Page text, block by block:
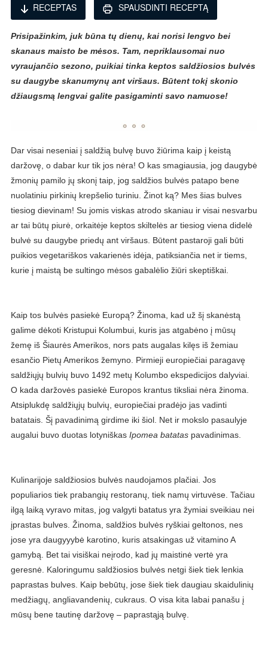
RECEPTAS SPAUSDINTI RECEPTĄ
Prisipažinkim, juk būna tų dienų, kai norisi lengvo bei
skanaus maisto be mėsos. Tam, nepriklausomai nuo
vyraujančio sezono, puikiai tinka keptos saldžiosios bulvės
su daugybe skanumynų ant viršaus. Būtent tokį skonio
džiaugsmą lengvai galite pasigaminti savo namuose!
Dar visai neseniai į saldžią bulvę buvo žiūrima kaip į keistą
daržovę, o dabar kur tik jos nėra! O kas smagiausia, jog daugybė
žmonių pamilo jų skonį taip, jog saldžios bulvės patapo bene
nuolatiniu pirkinių krepšelio turiniu. Žinot ką? Mes šias bulves
tiesiog dievinam! Su jomis viskas atrodo skaniau ir visai nesvarbu
ar tai būtų piurė, orkaitėje keptos skiltelės ar tiesiog viena didelė
bulvė su daugybe priedų ant viršaus. Būtent pastaroji gali būti
puikios vegetariškos vakarienės idėja, patiksiančia net ir tiems,
kurie į maistą be sultingo mėsos gabalėlio žiūri skeptiškai.
Kaip tos bulvės pasiekė Europą? Žinoma, kad už šį skanėstą
galime dėkoti Kristupui Kolumbui, kuris jas atgabėno į mūsų
žemę iš Šiaurės Amerikos, nors pats augalas kilęs iš žemiau
esančio Pietų Amerikos žemyno. Pirmieji europiečiai paragavę
saldžiųjų bulvių buvo 1492 metų Kolumbo ekspedicijos dalyviai.
O kada daržovės pasiekė Europos krantus tiksliai nėra žinoma.
Atsiplukdę saldžiųjų bulvių, europiečiai pradėjo jas vadinti
batatais. Šį pavadinimą girdime iki šiol. Net ir mokslo pasaulyje
augalui buvo duotas lotyniškas Ipomea batataspavadinimas.
Kulinarijoje saldžiosios bulvės naudojamos plačiai. Jos
populiarios tiek prabangių restoranų, tiek namų virtuvėse. Tačiau
ilgą laiką vyravo mitas, jog valgyti batatus yra žymiai sveikiau nei
įprastas bulves. Žinoma, saldžios bulvės ryškiai geltonos, nes
jose yra daugyyybė karotino, kuris atsakingas už vitamino A
gamybą. Bet tai visiškai neįrodo, kad jų maistinė vertė yra
geresnė. Kaloringumu saldžiosios bulvės netgi šiek tiek lenkia
paprastas bulves. Kaip bebūtų, jose šiek tiek daugiau skaidulinių
medžiagų, angliavandenių, cukraus. O visa kita labai panašu į
mūsų bene tautinę daržovę – paprastąją bulvę.